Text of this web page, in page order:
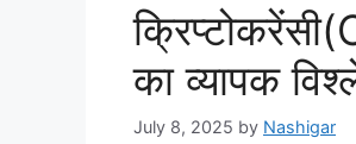
का व्यापक
July 8, 2025 by Nashigar